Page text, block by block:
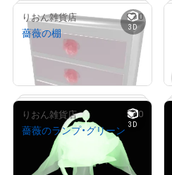
# 1/10
# 2/100
3D
りおん雑貨店 0
薔薇の棚
1,000 $6.34
Primary Sale
3D
りおん雑貨店 0
薔薇のランプ・グリーン
2,000 ($
Primary Sale